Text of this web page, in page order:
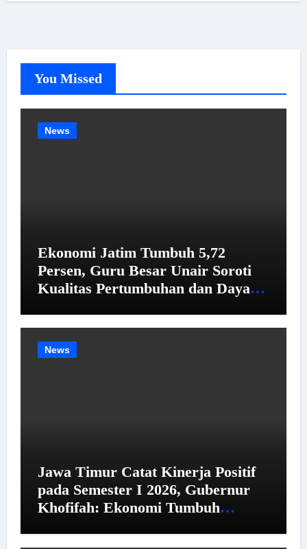
You Missed
News
Ekonomi Jatim Tumbuh 5,72
Persen, Guru Besar Unair Soroti
Kualitas Pertumbuhan dan Daya
News
Jawa Timur Catat Kinerja Positif
pada Semester I 2026, Gubernur
Khofifah: Ekonomi Tumbuh
Kemiskinan dan Pengangguran